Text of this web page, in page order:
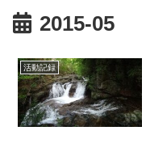
2015-05
活動記録